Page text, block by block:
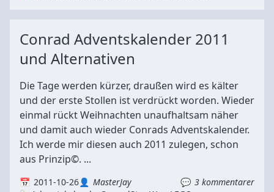
Conrad Adventskalender 2011
und Alternativen
Die Tage werden kürzer, draußen wird es kälter
und der erste Stollen ist verdrückt worden. Wieder
einmal rückt Weihnachten unaufhaltsam näher
und damit auch wieder Conrads Adventskalender.
Ich werde mir diesen auch 2011 zulegen, schon
aus Prinzip©. ...
2011-10-26 MasterJay
3 kommentarer